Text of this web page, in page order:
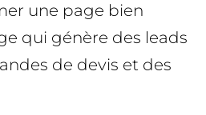
une page bien
qui génère des leads
de devis et des